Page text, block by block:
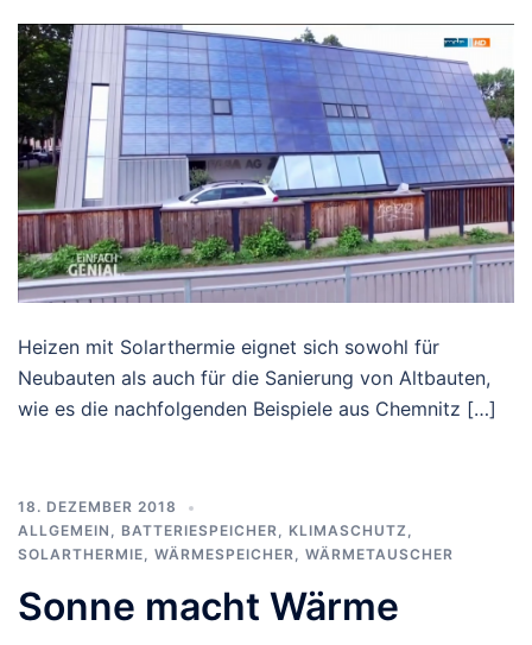
Heizen mit Solarthermie eignet sich sowohl für
Neubauten als auch für die Sanierung von Altbauten,
wie es die nachfolgenden Beispiele aus Chemnitz […]
18. DEZEMBER 2018
ALLGEMEIN , BATTERIESPEICHER, KLIMASCHUTZ ,
SOLARTHERMIE, WÄRMESPEICHER, WÄRMETAUSCHER
Sonne macht Wärme